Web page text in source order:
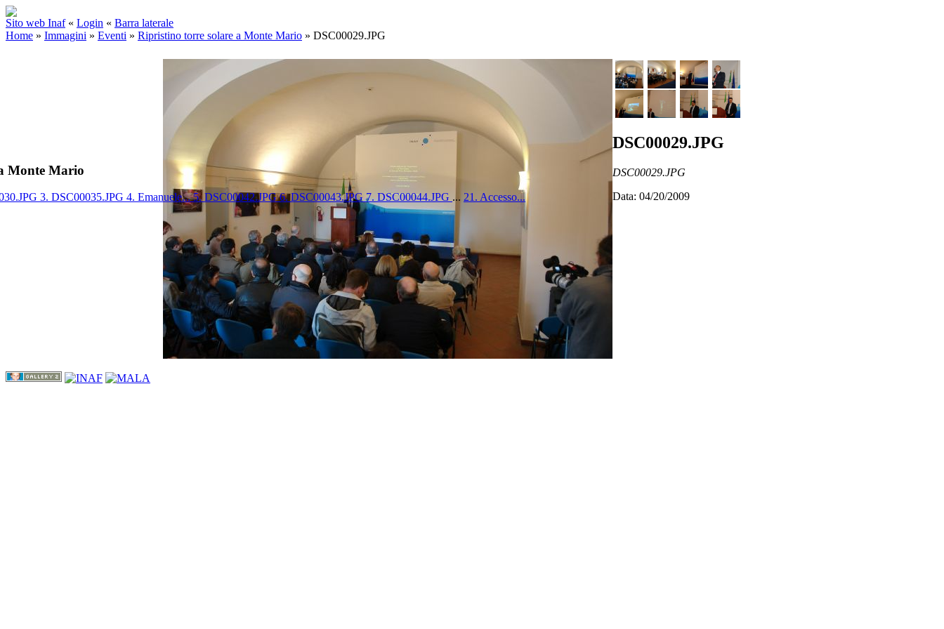
Sito web Inaf « Login « Barra laterale
Home » Immagini » Eventi » Ripristino torre solare a Monte Mario » DSC00029.JPG
DSC00029.JPG
DSC00029.JPG
Data: 04/20/2009
Monte Mario
3. DSC00035.JPG 4. Emanuele...5. DSC00042.JPG6. DSC00043.JPG7. DSC00044.JPG ... 21. Accesso...